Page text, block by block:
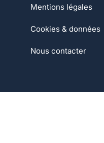
Mentions légales
Cookies & données
Nous contacter